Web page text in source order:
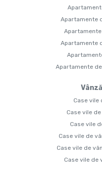
Apartamente
Apartamente
Apartamente
Case vile
Case vile
Case vile
Case vile de
Case vile de
Case vile de